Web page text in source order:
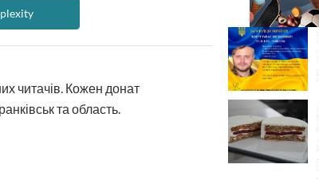
читачів. Кожен донат
та область.